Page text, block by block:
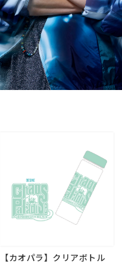
【カオパラ】クリアボトル